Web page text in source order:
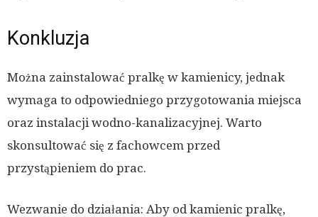
Konkluzja
Można zainstalować pralkę w kamienicy, jednak
wymaga to odpowiedniego przygotowania miejsca
oraz instalacji wodno-kanalizacyjnej. Warto
skonsultować się z fachowcem przed
przystąpieniem do prac.
Wezwanie do działania: Aby od kamienic pralkę,